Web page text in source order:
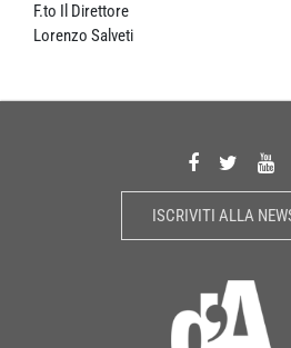
F.to Il Direttore
Lorenzo Salveti
ISCRIVITI ALLA